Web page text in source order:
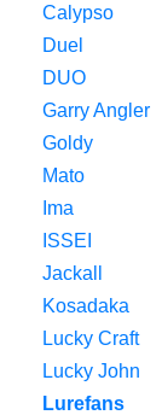
Calypso
Duel
DUO
Garry Angler
Goldy
Mato
Ima
ISSEI
Jackall
Kosadaka
Lucky Craft
Lucky John
Lurefans